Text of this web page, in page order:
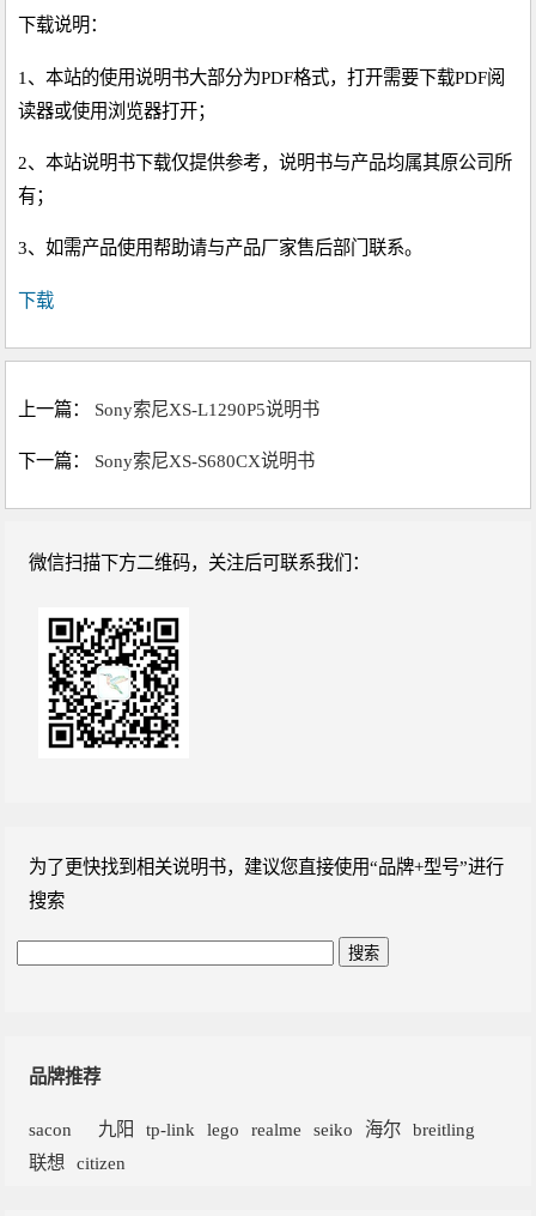
下载说明：
1、本站的使用说明书大部分为PDF格式，打开需要下载PDF阅
读器或使用浏览器打开；
2、本站说明书下载仅提供参考，说明书与产品均属其原公司所
有；
3、如需产品使用帮助请与产品厂家售后部门联系。
下载
上一篇： Sony索尼XS-L1290P5说明书
下一篇： Sony索尼XS-S680CX说明书
微信扫描下方二维码，关注后可联系我们：
为了更快找到相关说明书，建议您直接使用“品牌+型号”进行
搜索
品牌推荐
sacon 九阳 tp-link lego realme seiko 海尔
breitling
联想
citizen